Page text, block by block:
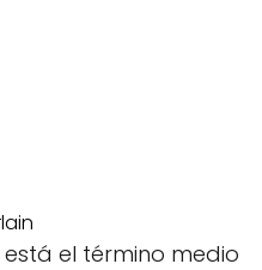
el término medio